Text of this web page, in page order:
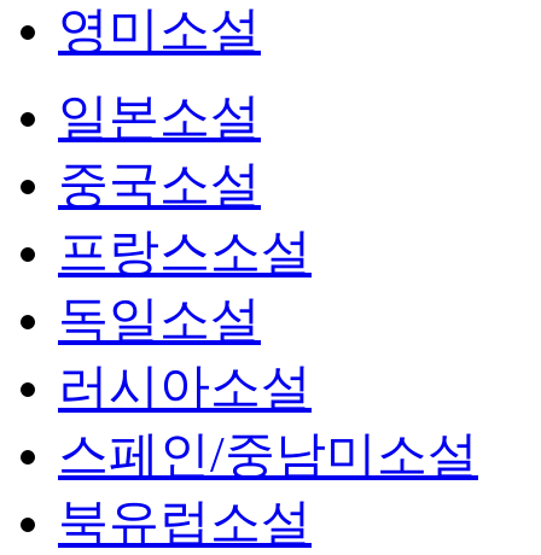
영미소설
일본소설
중국소설
프랑스소설
독일소설
러시아소설
스페인/중남미소설
북유럽소설